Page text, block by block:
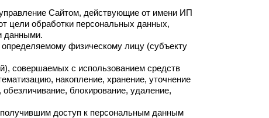
Сайтом, действующие от имени ИП
цели обработки персональных данных,
данными.
физическому лицу (субъекту
совершаемых с использованием средств
накопление, хранение, уточнение
блокирование, удаление,
доступ к персональным данным